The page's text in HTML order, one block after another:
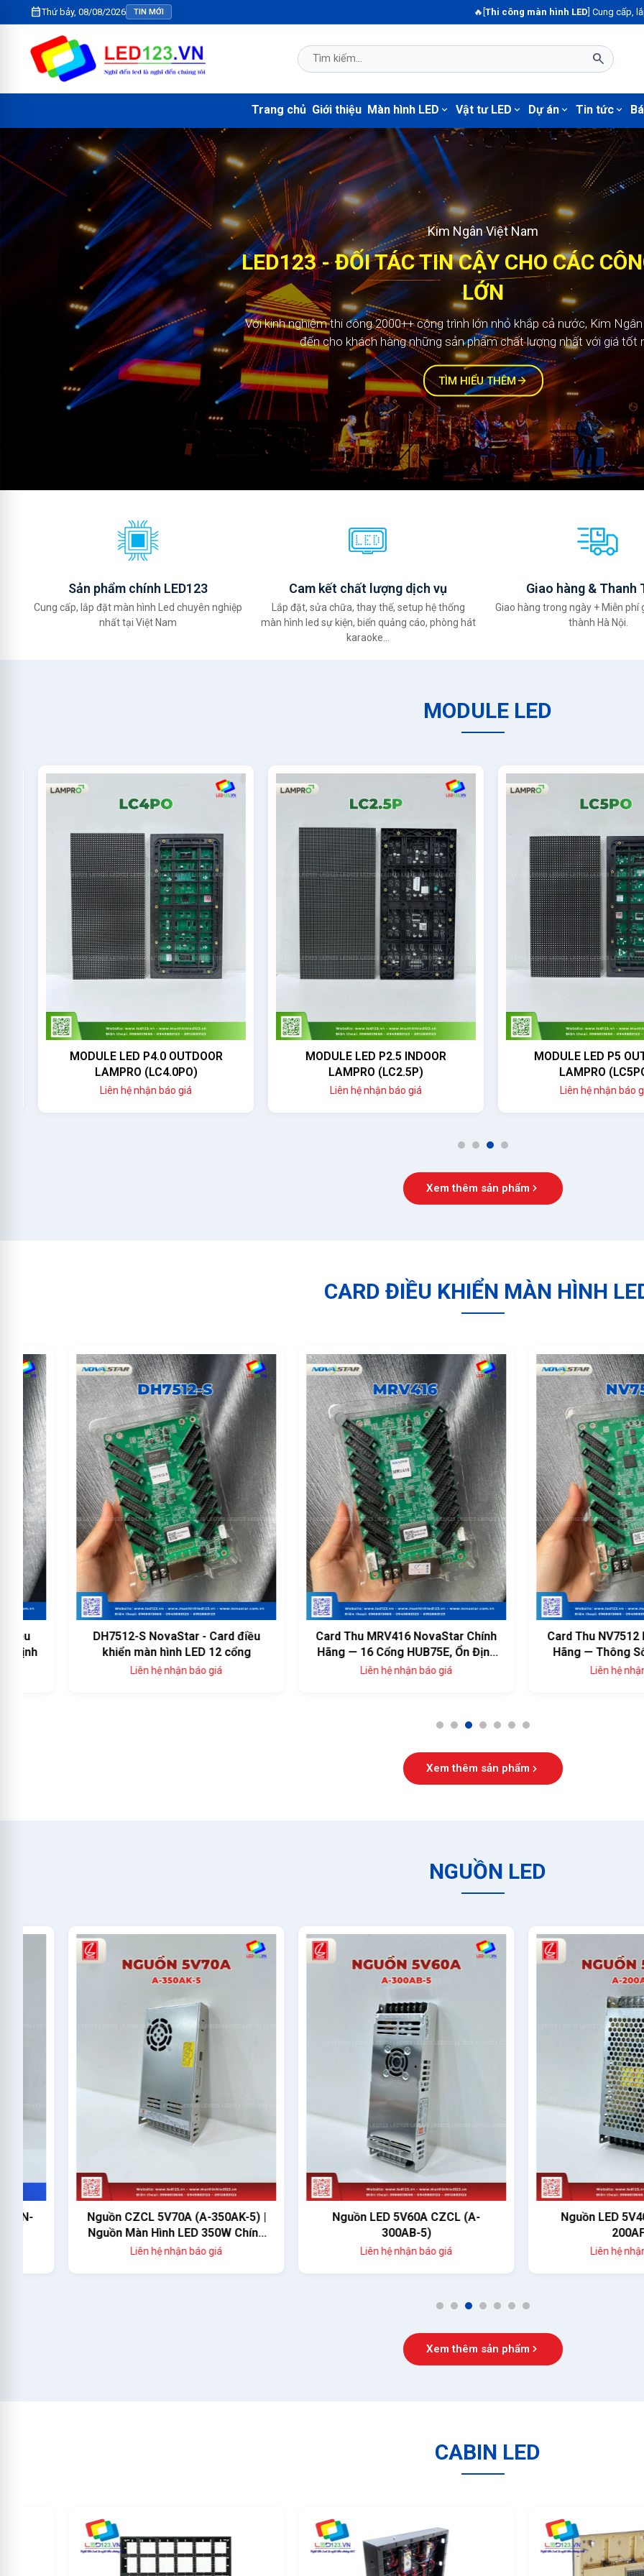
calendar_monthThứ bảy, 08/08/2026 TIN MỚI Thi công màn hình LED] Cung cấp, lắp đặt màn hình led
search
Trang chủ Giới thiệu Màn hình LED expand_more Vật tư LED expand_more Dự ánexpand_more Tin tứcexpand_more
2.000+ công trình
Kim Ngân Việt Nam
LED123 - ĐỐI TÁC TIN CẬY CHO CÁC
LỚN
Với kinh nghiệm thi công 2000++ công trình lớn nhỏ khắp cả nước, Kim
đến cho khách hàng những sản phẩm chất lượng nhất với giá tốt
TÌM HIỂU THÊM
Màn hình LED123
KIM NGÂN - ĐỐI TÁC TIN CẬY CHO
TRÌNH LỚN
Với kinh nghiệm thi công 1000++ công trình lớn nhỏ khắp cả nước, Kim
đến cho khách hàng những sản phẩm chất lượng nhất với giá tốt
Sản phẩm chính LED123
Cung cấp, lắp đặt màn hình Led chuyên nghiệp
nhất tại Việt Nam
Cam kết chất lượng dịch vụ
Lắp đặt, sửa chữa, thay thế, setup hệ thống
màn hình led sự kiện, biển quảng cáo, phòng hát
karaoke...
Giao hàng & Thanh
Giao hàng trong ngày + Miễn phí
thành Hà Nội.
MODULE LED
MODULE LED P4.0 OUTDOOR
LAMPRO (LC4.0PO)
Liên hệ nhận báo giá
MODULE LED P2.5 INDOOR
LAMPRO (LC2.5P)
Liên hệ nhận báo giá
MODULE LED P5
LAMPRO (LC5PO)
Liên hệ nhận báo giá
1 2 3 4
Xem thêm sản phẩm
CARD ĐIỀU KHIỂN MÀN HÌNH
DH7512-S NovaStar - Card điều
khiển màn hình LED 12 cổng
Liên hệ nhận báo giá
Card Thu MRV416 NovaStar Chính
Hãng — 16 Cổng HUB75E, Ổn Định
Cao
Liên hệ nhận báo giá
Card Thu NV7512
Hãng — Thông Số Kỹ
Đủ, Giá Tốt
Liên hệ nhận báo giá
1 2 3 4 5 6 7
Xem thêm sản phẩm
NGUỒN LED
Nguồn CZCL 5V70A (A-350AK-5) |
Nguồn Màn Hình LED 350W Chính
Hãng
Liên hệ nhận báo giá
Nguồn LED 5V60A CZCL (A-
300AB-5)
Liên hệ nhận báo giá
Nguồn LED 5V40A
200AF-5)
Liên hệ nhận báo giá
1 2 3 4 5 6 7
Xem thêm sản phẩm
CABIN LED